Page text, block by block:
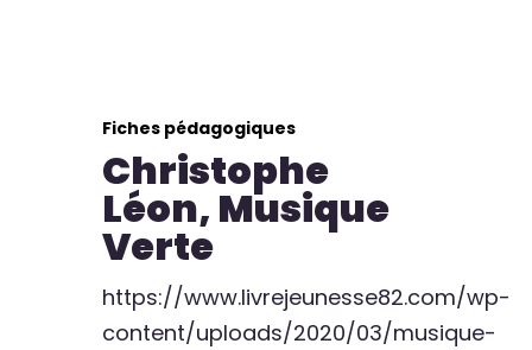
Fiches pédagogiques
Christophe
Léon, Musique
Verte
https://www.livrejeunesse82.com/wp-
content/uploads/2020/03/musique-